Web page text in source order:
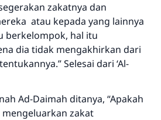
zakatnya dan
atau kepada yang lainnya
berkelompok, hal itu
dia tidak mengakhirkan dari
Selesai dari ‘Al-
Ad-Daimah ditanya, “Apakah
zakat